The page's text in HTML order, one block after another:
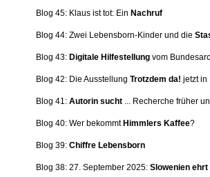
Blog 45: Klaus ist tot: Ein Nachruf
Blog 44: Zwei Lebensborn-Kinder und die
Blog 43: Digitale Hilfestellung vom
Blog 42: Die Ausstellung Trotzdem da! jetzt in
Blog 41: Autorin sucht ... Recherche früher
Blog 40: Wer bekommt Himmlers Kaffee?
Blog 39: Chiffre Lebensborn
Blog 38: 27. September 2025: Slowenien ehrt